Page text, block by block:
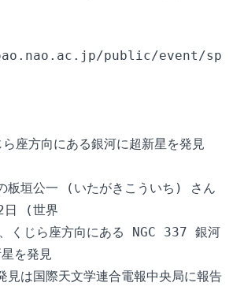
public/event/sp
座方向にある銀河に超新星を発見
板垣公一 (いたがきこういち) さん
日 (世界
くじら座方向にある NGC 337 銀河
を発見
見は国際天文学連合電報中央局に報告